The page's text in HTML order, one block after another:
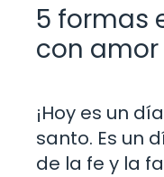
5 formas
con
¡Hoy es un
santo. Es un
de la fe y la